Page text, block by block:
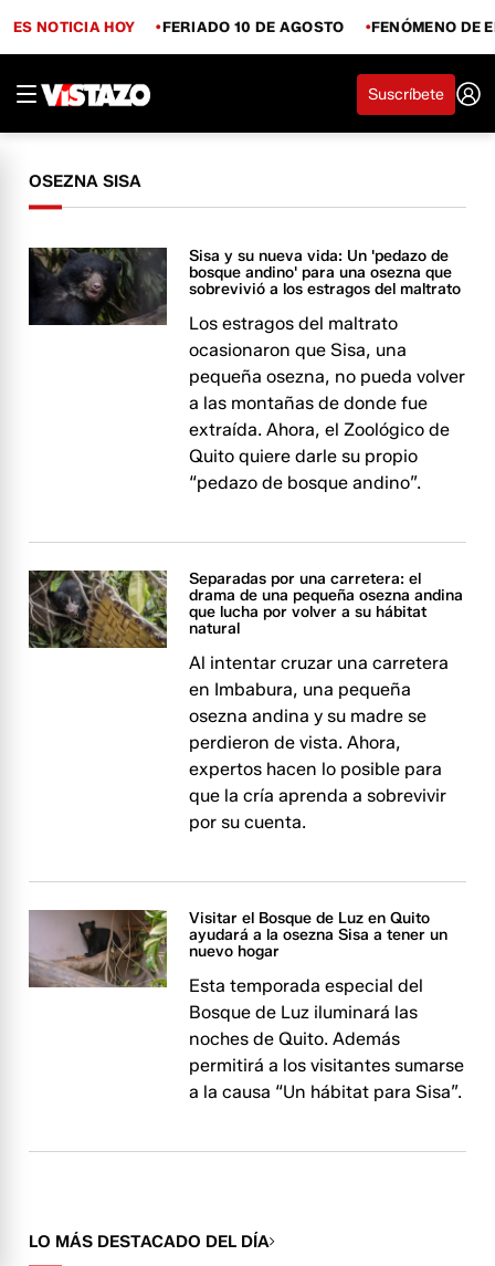
ES NOTICIA HOY FERIADO 10 DE AGOSTO FENÓMENO DE
Suscríbete
OSEZNA SISA
Sisa y su nueva vida: Un 'pedazo de
bosque andino' para una osezna que
sobrevivió a los estragos del maltrato
Los estragos del maltrato
ocasionaron que Sisa, una
pequeña osezna, no pueda volver
a las montañas de donde fue
extraída. Ahora, el Zoológico de
Quito quiere darle su propio
“pedazo de bosque andino”.
Separadas por una carretera: el
drama de una pequeña osezna andina
que lucha por volver a su hábitat
natural
Al intentar cruzar una carretera
en Imbabura, una pequeña
osezna andina y su madre se
perdieron de vista. Ahora,
expertos hacen lo posible para
que la cría aprenda a sobrevivir
por su cuenta.
Visitar el Bosque de Luz en Quito
ayudará a la osezna Sisa a tener un
nuevo hogar
Esta temporada especial del
Bosque de Luz iluminará las
noches de Quito. Además
permitirá a los visitantes sumarse
a la causa “Un hábitat para Sisa”.
LO MÁS DESTACADO DEL DÍA